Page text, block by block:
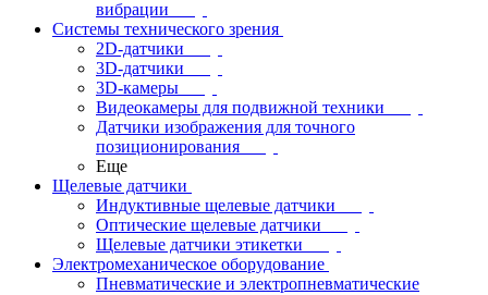
вибрации
Системы технического зрения
2D-датчики
3D-датчики
3D-камеры
Видеокамеры для подвижной техники
Датчики изображения для точного
позиционирования
Еще
Щелевые датчики
Индуктивные щелевые датчики
Оптические щелевые датчики
Щелевые датчики этикетки
Электромеханическое оборудование
Пневматические и электропневматические